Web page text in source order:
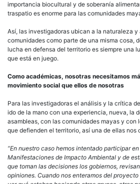
importancia biocultural y de soberanía
traspatio es enorme para las comunidades
Así, las investigadoras ubican a la naturaleza y
comunidades como parte de una misma cosa,
lucha en defensa del territorio es siempre una
que está en juego.
Como académicas, nosotras necesitamos
movimiento social que ellos de nosotras
Para las investigadoras el análisis y la crítica
ido de la mano con una experiencia, nueva, la
asambleas, con las comunidades mayas y con
que defienden el territorio, así una de ellas nos
“En nuestro caso hemos intentado participar
Manifestaciones de Impacto Ambiental y de
que toman las decisiones los gobiernos,
opiniones. Cuando nos enteramos del